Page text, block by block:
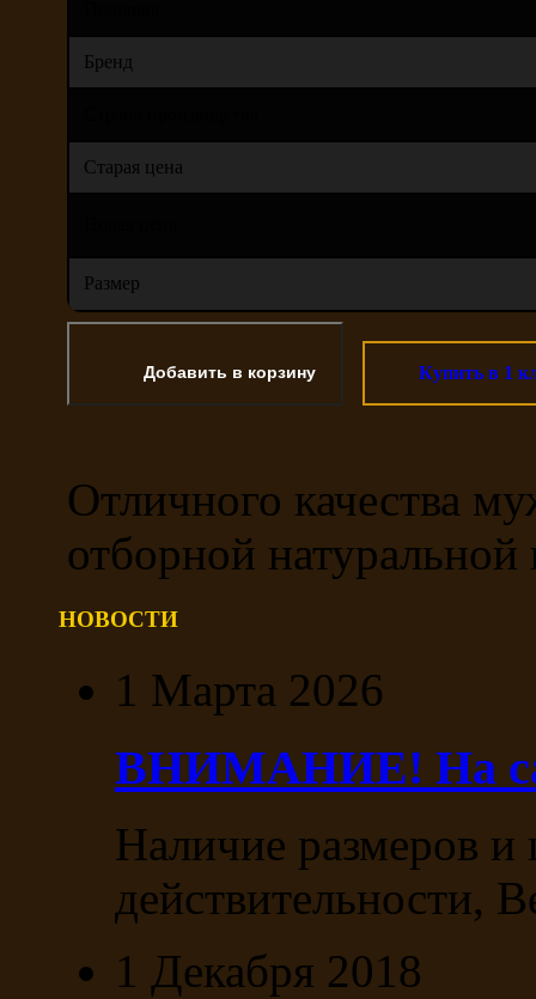
Бренд
Старая цена
Размер
Купить в 1
Отличного качества
отборной
НОВОСТИ
1 Марта 2026
ВНИМАНИЕ! На
Наличие размеров и
действительности,
1 Декабря 2018